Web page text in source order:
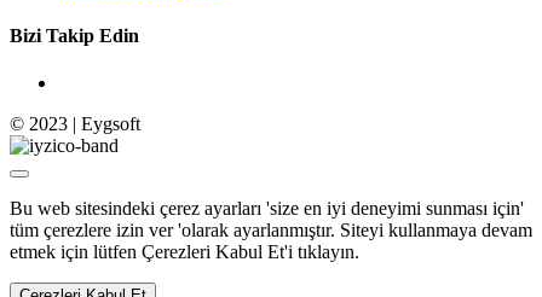
Bizi Takip Edin
© 2023 | Eygsoft
Bu web sitesindeki çerez ayarları 'size en iyi deneyimi sunması için'
tüm çerezlere izin ver 'olarak ayarlanmıştır. Siteyi kullanmaya devam
etmek için lütfen Çerezleri Kabul Et'i tıklayın.